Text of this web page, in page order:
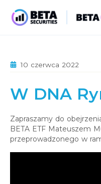
10 czerwca 2022
W DNA
Zapraszamy do
BETA ETF Mateuszem
przeprowadzonego w